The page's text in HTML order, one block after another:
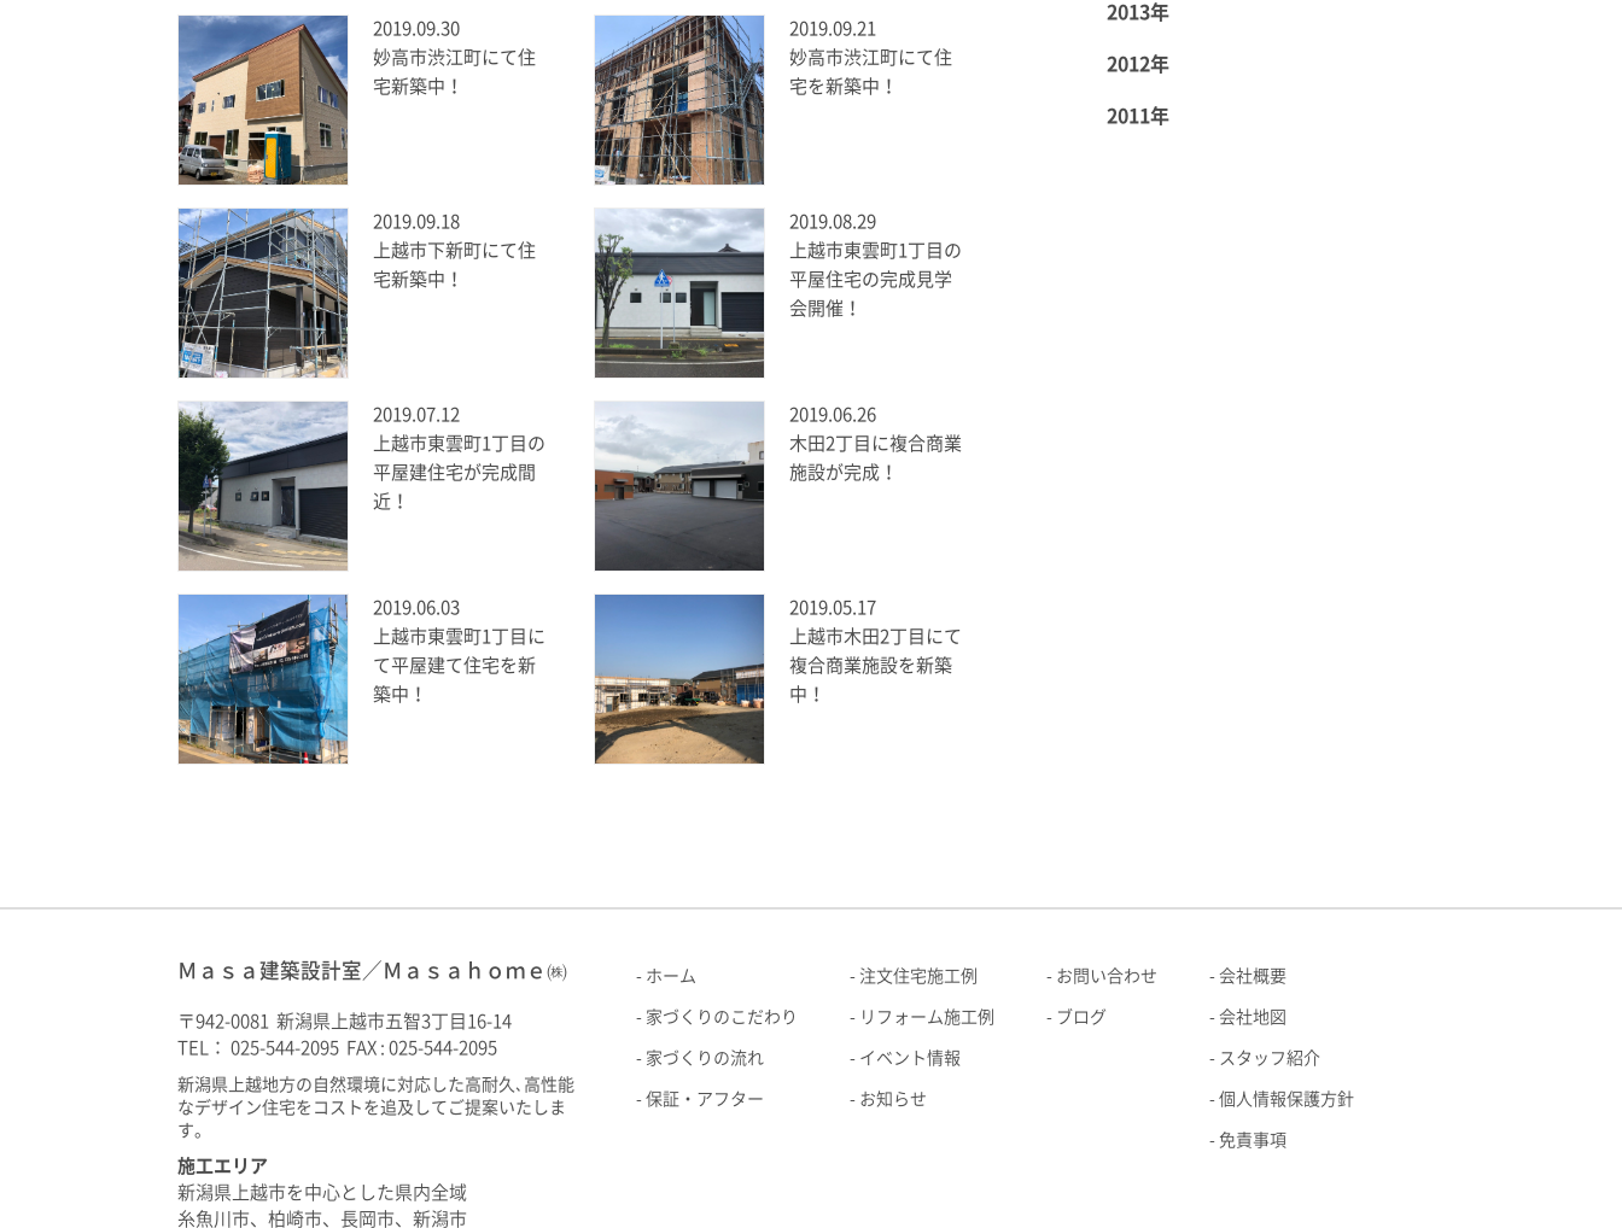
2019.09.30
妙高市渋江町にて住
宅新築中！
2019.09.21
妙高市渋江町にて住
宅を新築中！
2019.09.18
上越市下新町にて住
宅新築中！
2019.08.29
上越市東雲町1丁目の
平屋住宅の完成見学
会開催！
2019.07.12
上越市東雲町1丁目の
平屋建住宅が完成間
近！
2019.06.26
木田2丁目に複合商業
施設が完成！
2019.06.03
上越市東雲町1丁目に
て平屋建て住宅を新
築中！
2019.05.17
上越市木田2丁目にて
複合商業施設を新築
中！
2013年
2012年
2011年
ホーム
家づくりのこだわり
家づくりの流れ
保証・アフター
注文住宅施工例
リフォーム施工例
イベント情報
お知らせ
お問い合わせ
ブログ
会社概要
会社地図
スタッフ紹介
個人情報保護方針
免責事項
Ｍａｓａ建築設計室／Ｍａｓａｈｏｍｅ㈱
〒942-0081 新潟県上越市五智3丁目16-14
TEL： 025-544-2095 FAX : 025-544-2095
新潟県上越地方の自然環境に対応した高耐久､高性能
なデザイン住宅をコストを追及してご提案いたしま
す。
施工エリア
新潟県上越市を中心とした県内全域
糸魚川市、柏崎市、長岡市、新潟市